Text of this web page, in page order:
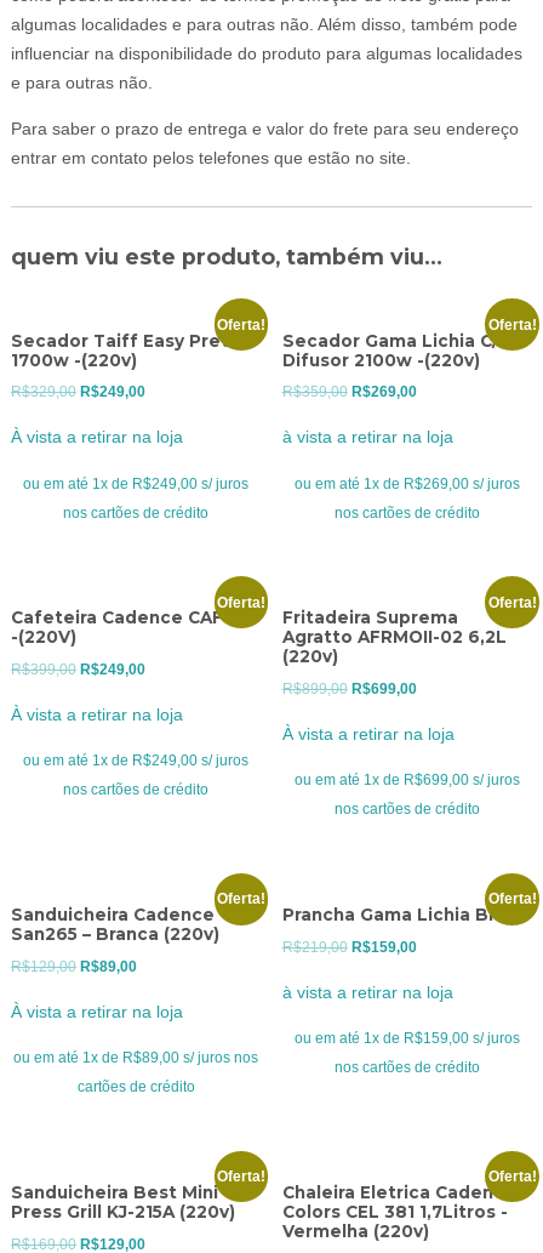
algumas localidades e para outras não. Além disso, também pode
influenciar na disponibilidade do produto para algumas localidades
e para outras não.
Para saber o prazo de entrega e valor do frete para seu endereço
entrar em contato pelos telefones que estão no site.
quem viu este produto, também viu...
Oferta!
Secador Taiff Easy Preto
1700w -(220v)
R$329,00 O
era:
R$329,00.
R$249,00O
atual
é:
R$249,00.
À vista a retirar na loja
ou em até 1x de R$249,00 s/ juros
nos cartões de crédito
Oferta!
Secador Gama Lichia C/
Difusor 2100w -(220v)
R$359,00 O
era:
R$359,00.
R$269,00O
atual
é:
R$269,00.
à vista a retirar na loja
ou em até 1x de R$269,00 s/ juros
nos cartões de crédito
Oferta!
Cafeteira Cadence CAF 810
-(220V)
R$399,00 O
era:
R$399,00.
R$249,00O
atual
é:
R$249,00.
À vista a retirar na loja
ou em até 1x de R$249,00 s/ juros
nos cartões de crédito
Oferta!
Fritadeira Suprema
Agratto AFRMOII-02 6,2L
(220v)
R$899,00 O
era:
R$899,00.
R$699,00O
atual
é:
R$699,00.
À vista a retirar na loja
ou em até 1x de R$699,00 s/ juros
nos cartões de crédito
Oferta!
Sanduicheira Cadence
San265 – Branca (220v)
R$129,00 O
era:
R$129,00.
R$89,00O
é:
R$89,00.
À vista a retirar na loja
ou em até 1x de R$89,00 s/ juros nos
cartões de crédito
Oferta!
Prancha Gama Lichia Biv
R$219,00 O
era:
R$219,00.
R$159,00O
atual
é:
R$159,00.
à vista a retirar na loja
ou em até 1x de R$159,00 s/ juros
nos cartões de crédito
Oferta!
Sanduicheira Best Mini
Press Grill KJ-215A (220v)
R$169,00 O
R$129,00O
Oferta!
Chaleira Eletrica Cadence
Colors CEL 381 1,7Litros -
Vermelha (220v)